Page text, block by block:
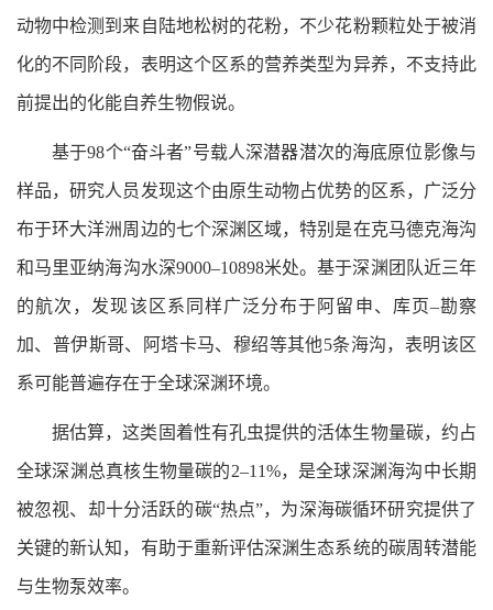
动物中检测到来自陆地松树的花粉，不少花粉颗粒处于被消
化的不同阶段，表明这个区系的营养类型为异养，不支持此
前提出的化能自养生物假说。
基于98个“奋斗者”号载人深潜器潜次的海底原位影像与
样品，研究人员发现这个由原生动物占优势的区系，广泛分
布于环大洋洲周边的七个深渊区域，特别是在克马德克海沟
和马里亚纳海沟水深9000–10898米处。基于深渊团队近三年
的航次，发现该区系同样广泛分布于阿留申、库页–勘察
加、普伊斯哥、阿塔卡马、穆绍等其他5条海沟，表明该区
系可能普遍存在于全球深渊环境。
据估算，这类固着性有孔虫提供的活体生物量碳，约占
全球深渊总真核生物量碳的2–11%，是全球深渊海沟中长期
被忽视、却十分活跃的碳“热点”，为深海碳循环研究提供了
关键的新认知，有助于重新评估深渊生态系统的碳周转潜能
与生物泵效率。